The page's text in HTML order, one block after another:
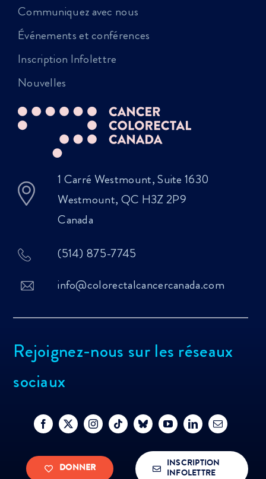
Communiquez avec nous
Événements et conférences
Inscription Infolettre
Nouvelles
1 Carré Westmount, Suite 1630
Westmount, QC H3Z 2P9
Canada
(514) 875-7745
info@colorectalcancercanada.com
Rejoignez-nous sur les réseaux
sociaux
DONNER
INSCRIPTION
INFOLETTRE